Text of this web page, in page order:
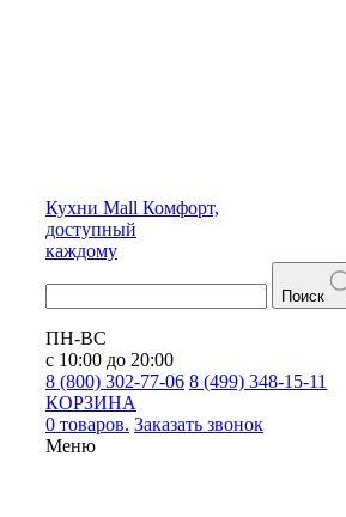
Кухни Mall Комфорт,
доступный
каждому
Поиск
ПН-ВС
с 10:00 до 20:00
8 (800) 302-77-06 8 (499) 348-15-11
КОРЗИНА
0 товаров. Заказать звонок
Меню